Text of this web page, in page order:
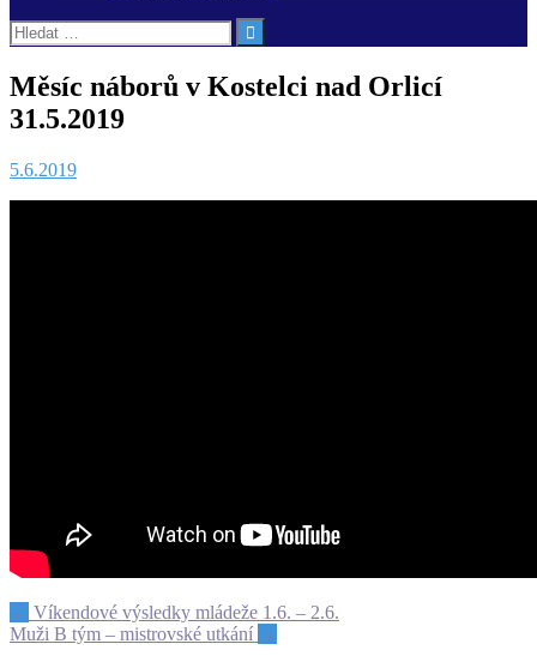
Vyhledávání
Měsíc náborů v Kostelci nad Orlicí
31.5.2019
5.6.2019
Post
navigation
← Víkendové výsledky mládeže 1.6. – 2.6.
Muži B tým – mistrovské utkání →